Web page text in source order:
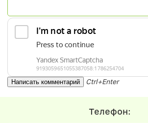
Ctrl+Enter
Телефон: